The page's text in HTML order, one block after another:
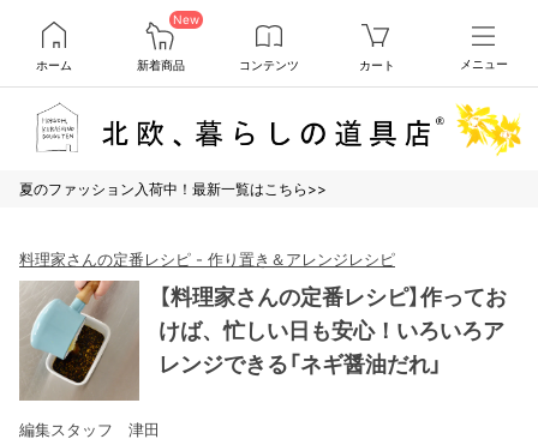
ホーム
New
新着商品 コンテンツ カート メニュー
夏のファッション入荷中！最新一覧はこちら>>
料理家さんの定番レシピ - 作り置き＆アレンジレシピ
【料理家さんの定番レシピ】作ってお
けば、忙しい日も安心！いろいろア
レンジできる「ネギ醤油だれ」
編集スタッフ 津田